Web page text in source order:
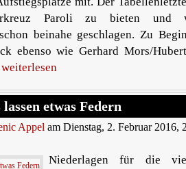
Paroli zu bieten und
beinahe geschlagen. Zu
ebenso wie Gerhard Mors/
weiterlesen
etwas Federn
Appel am Dienstag, 2. Februar 2016,
Niederlagen für die